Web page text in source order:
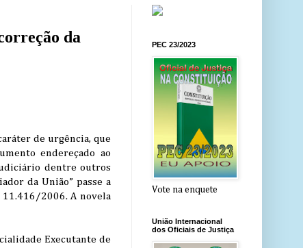
da
de urgência, que
endereçado ao
dentre outros
da União” passe a
11.416/2006. A novela
Executante de
PEC 23/2023
Vote na enquete
União Internacional
dos Oficiais de Justiça